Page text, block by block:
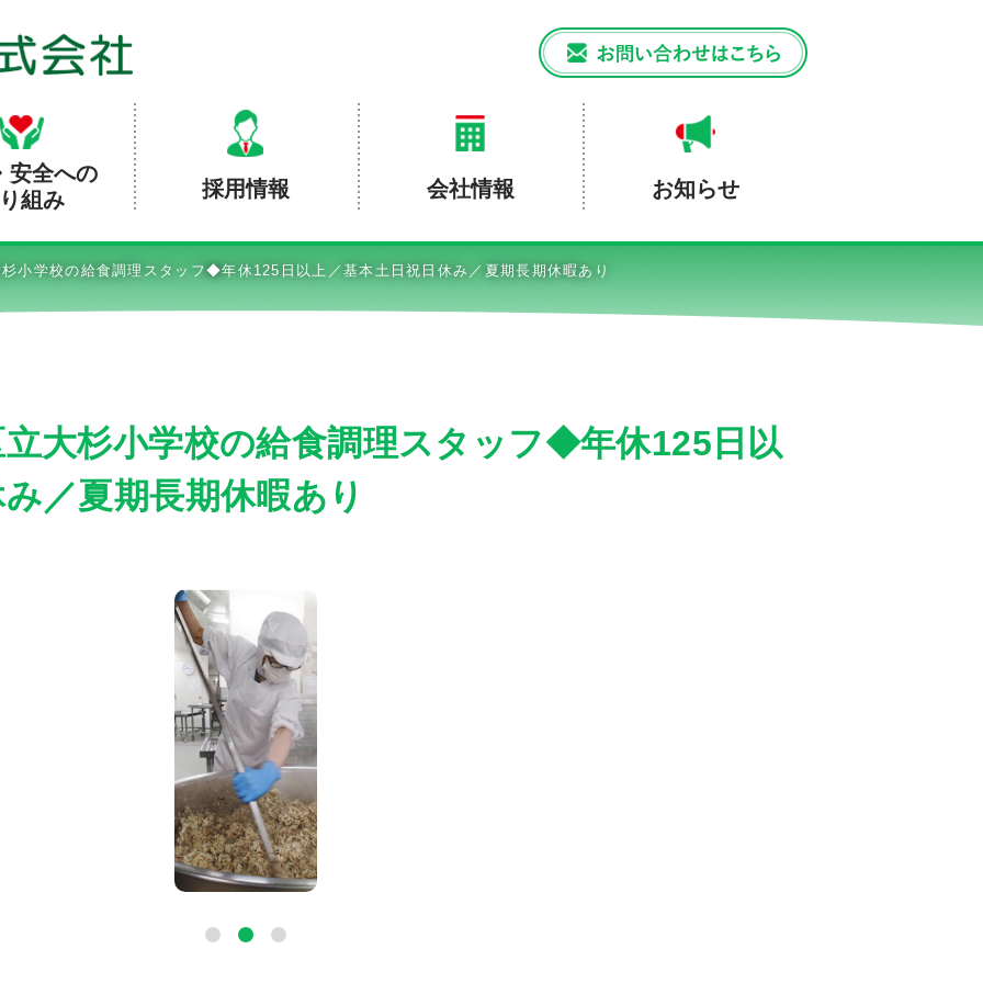
安全への
組み
採用情報 会社情報 お知らせ
杉小学校の給食調理スタッフ◆年休125日以上／基本土日祝日休み／夏期長期休暇あり
立大杉小学校の給食調理スタッフ◆年休125日以
／夏期長期休暇あり